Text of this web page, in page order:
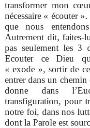
transformer mon
nécessaire « écouter
que nous
Autrement dit, faites-
pas seulement les 3
Ecouter ce Dieu
« exode », sortir de
entrer dans un
donne dans
transfiguration, pour
notre foi, dans nos
dont la Parole est